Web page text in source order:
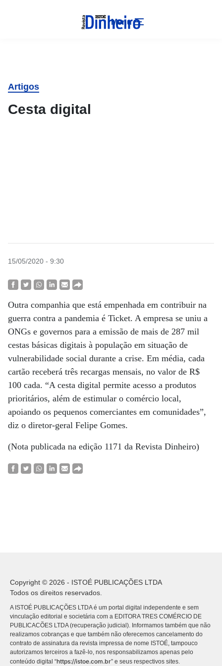
Menu
Artigos
Cesta digital
15/05/2020 - 9:30
Outra companhia que está empenhada em contribuir na
guerra contra a pandemia é Ticket. A empresa se uniu a
ONGs e governos para a emissão de mais de 287 mil
cestas básicas digitais à população em situação de
vulnerabilidade social durante a crise. Em média, cada
cartão receberá três recargas mensais, no valor de R$
100 cada. “A cesta digital permite acesso a produtos
prioritários, além de estimular o comércio local,
apoiando os pequenos comerciantes em comunidades”,
diz o diretor-geral Felipe Gomes.
(Nota publicada na edição 1171 da Revista Dinheiro)
Copyright © 2026 - ISTOÉ PUBLICAÇÕES LTDA
Todos os direitos reservados.
A ISTOÉ PUBLICAÇÕES LTDA é um portal digital independente e sem
vinculação editorial e societária com a EDITORA TRES COMÉRCIO DE
PUBLICACÕES LTDA (recuperação judicial). Informamos também que não
realizamos cobranças e que também não oferecemos cancelamento do
contrato de assinatura da revista impressa de nome ISTOÉ, tampouco
autorizamos terceiros a fazê-lo, nos responsabilizamos apenas pelo
conteúdo digital “https://istoe.com.br” e seus respectivos sites.